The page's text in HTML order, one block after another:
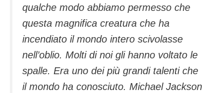
qualche modo abbiamo permesso che
questa magnifica creatura che ha
incendiato il mondo intero scivolasse
nell’oblio. Molti di noi gli hanno voltato le
spalle. Era uno dei più grandi talenti che
il mondo ha conosciuto. Michael Jackson